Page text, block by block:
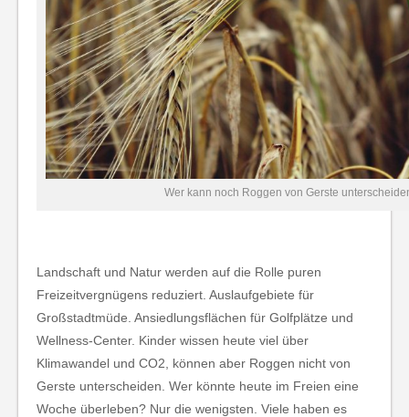
Wer kann noch Roggen von Gerste
Landschaft und Natur werden auf die Rolle puren
Freizeitvergnügens reduziert. Auslaufgebiete für
Großstadtmüde. Ansiedlungsflächen für Golfplätze und
Wellness-Center. Kinder wissen heute viel über
Klimawandel und CO2, können aber Roggen nicht von
Gerste unterscheiden. Wer könnte heute im Freien eine
Woche überleben? Nur die wenigsten. Viele haben es